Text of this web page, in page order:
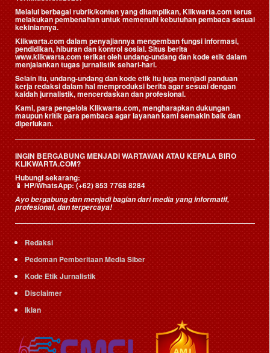
Melalui berbagai rubrik/konten yang ditampilkan, Klikwarta.com terus
melakukan pembenahan untuk memenuhi kebutuhan pembaca sesuai
kekiniannya.
Klikwarta.com dalam penyajiannya mengemban fungsi informasi,
pendidikan, hiburan dan kontrol sosial. Situs berita
www.klikwarta.com terikat oleh undang-undang dan kode etik dalam
menjalankan tugas jurnalistik sehari-hari.
Selain itu, undang-undang dan kode etik itu juga menjadi panduan
kerja redaksi dalam hal memproduksi berita agar sesuai dengan
kaidah jurnalistik, mencerdaskan dan profesional.
Kami, para pengelola Klikwarta.com, mengharapkan dukungan
maupun kritik para pembaca agar layanan kami semakin baik dan
diperlukan.
INGIN BERGABUNG MENJADI WARTAWAN ATAU KEPALA BIRO
KLIKWARTA.COM?
Hubungi sekarang:
📱HP/WhatsApp:(+62) 853 7768 8284
Ayo bergabung dan menjadi bagian dari media yang informatif,
profesional, dan terpercaya!
Redaksi
Pedoman Pemberitaan Media Siber
Kode Etik Jurnalistik
Disclaimer
Iklan